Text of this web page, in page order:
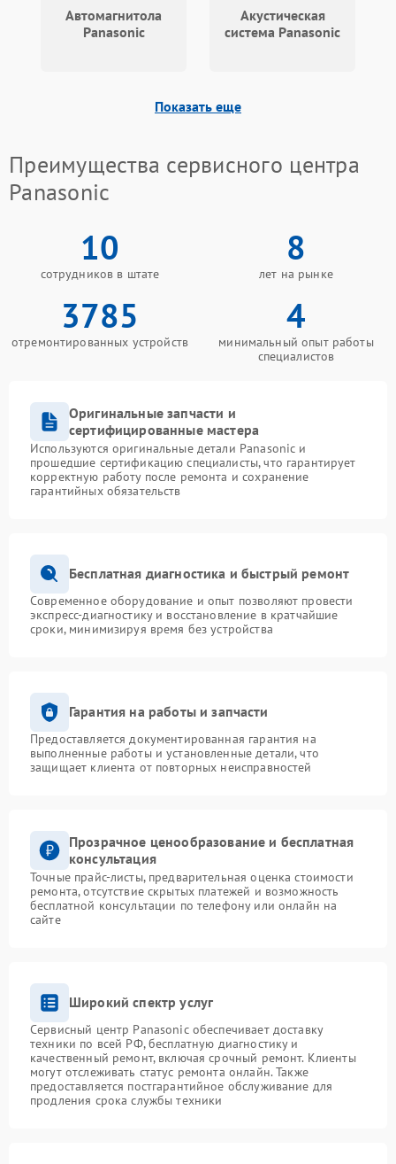
Автомагнитола
Panasonic
Акустическая
система Panasonic
Показать еще
Преимущества сервисного центра
Panasonic
10
сотрудников в штате
8
лет на рынке
3785
отремонтированных устройств
4
минимальный опыт работы
специалистов
Оригинальные запчасти и
сертифицированные мастера
Используются оригинальные детали Panasonic и
прошедшие сертификацию специалисты, что гарантирует
корректную работу после ремонта и сохранение
гарантийных обязательств
Бесплатная диагностика и быстрый ремонт
Современное оборудование и опыт позволяют провести
экспресс-диагностику и восстановление в кратчайшие
сроки, минимизируя время без устройства
Гарантия на работы и запчасти
Предоставляется документированная гарантия на
выполненные работы и установленные детали, что
защищает клиента от повторных неисправностей
Прозрачное ценообразование и бесплатная
консультация
Точные прайс-листы, предварительная оценка стоимости
ремонта, отсутствие скрытых платежей и возможность
бесплатной консультации по телефону или онлайн на
сайте
Широкий спектр услуг
Сервисный центр Panasonic обеспечивает доставку
техники по всей РФ, бесплатную диагностику и
качественный ремонт, включая срочный ремонт. Клиенты
могут отслеживать статус ремонта онлайн. Также
предоставляется постгарантийное обслуживание для
продления срока службы техники